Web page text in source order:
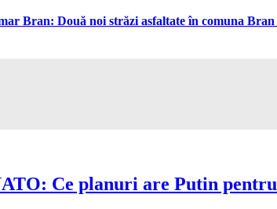
Bran: Două noi străzi asfaltate în comuna
Ce planuri are Putin